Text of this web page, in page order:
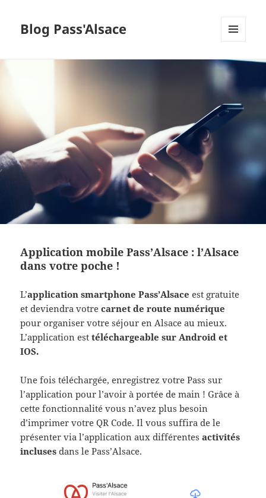
Blog Pass'Alsace
WIDGETS
Application mobile Pass’Alsace : l’Alsace
dans votre poche !
L’application smartphone Pass’Alsace est gratuite
et deviendra votrecarnet de route numérique
pour organiser votre séjour en Alsace au mieux.
L’application esttéléchargeable sur Android et
IOS.
Une fois téléchargée, enregistrez votre Pass sur
l’application pour l’avoir à portée de main ! Grâce à
cette fonctionnalité vous n’avez plus besoin
d’imprimer votre QR Code. Il vous suffira de le
présenter via l’application aux différentesactivités
incluses dans le Pass’Alsace.